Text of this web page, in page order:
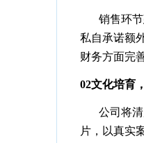
销售环
私自承诺额
财务方面完
02文化培育
公司将
片，以真实